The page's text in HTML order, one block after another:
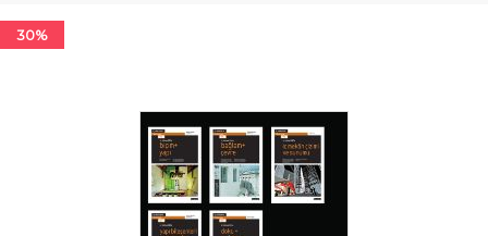
30%